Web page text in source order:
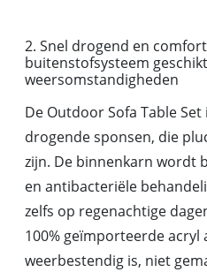
2. Snel drogend en
buitenstofsysteem
weersomstandigheden
De Outdoor Sofa Table
drogende sponsen, die
zijn. De binnenkarn wordt
en antibacteriële
zelfs op regenachtige
100% geïmporteerde acryl
weerbestendig is, niet